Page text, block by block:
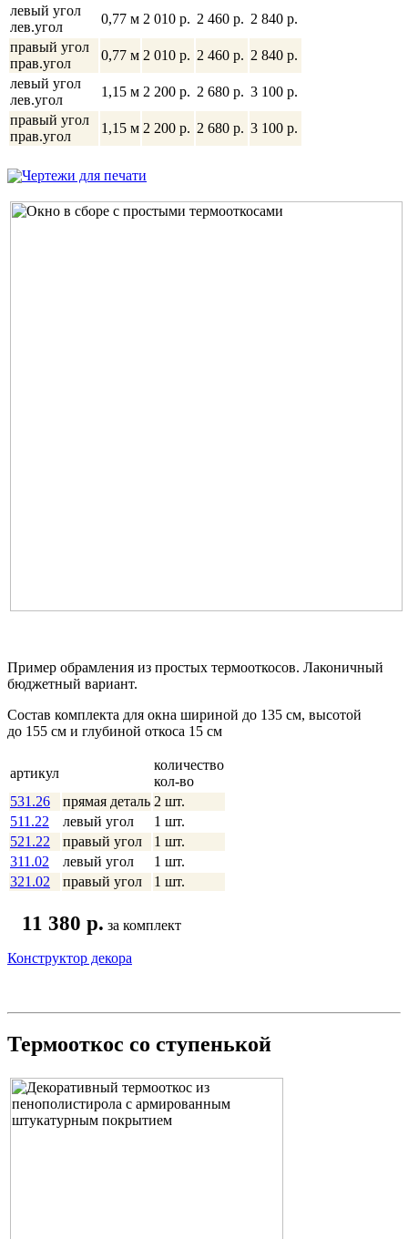
левый угол
лев.угол
0,77 м 2 010 p. 2 460 p. 2 840 p.
правый угол
прав.угол
0,77 м 2 010 p. 2 460 p. 2 840 p.
левый угол
лев.угол
1,15 м 2 200 p. 2 680 p. 3 100 p.
правый угол
прав.угол
1,15 м 2 200 p. 2 680 p. 3 100 p.
Чертежи для печати
Пример обрамления из простых термооткосов. Лаконичный
бюджетный вариант.
Состав комплекта для окна шириной до 135 см, высотой
до 155 см и глубиной откоса 15 см
артикул
количество
кол-во
531.26
прямая деталь 2 шт.
511.22
левый угол
1 шт.
521.22
правый угол
1 шт.
311.02
левый угол
1 шт.
321.02
правый угол 1 шт.
11 380 p. за комплект
Конструктор декора
Термооткос со ступенькой